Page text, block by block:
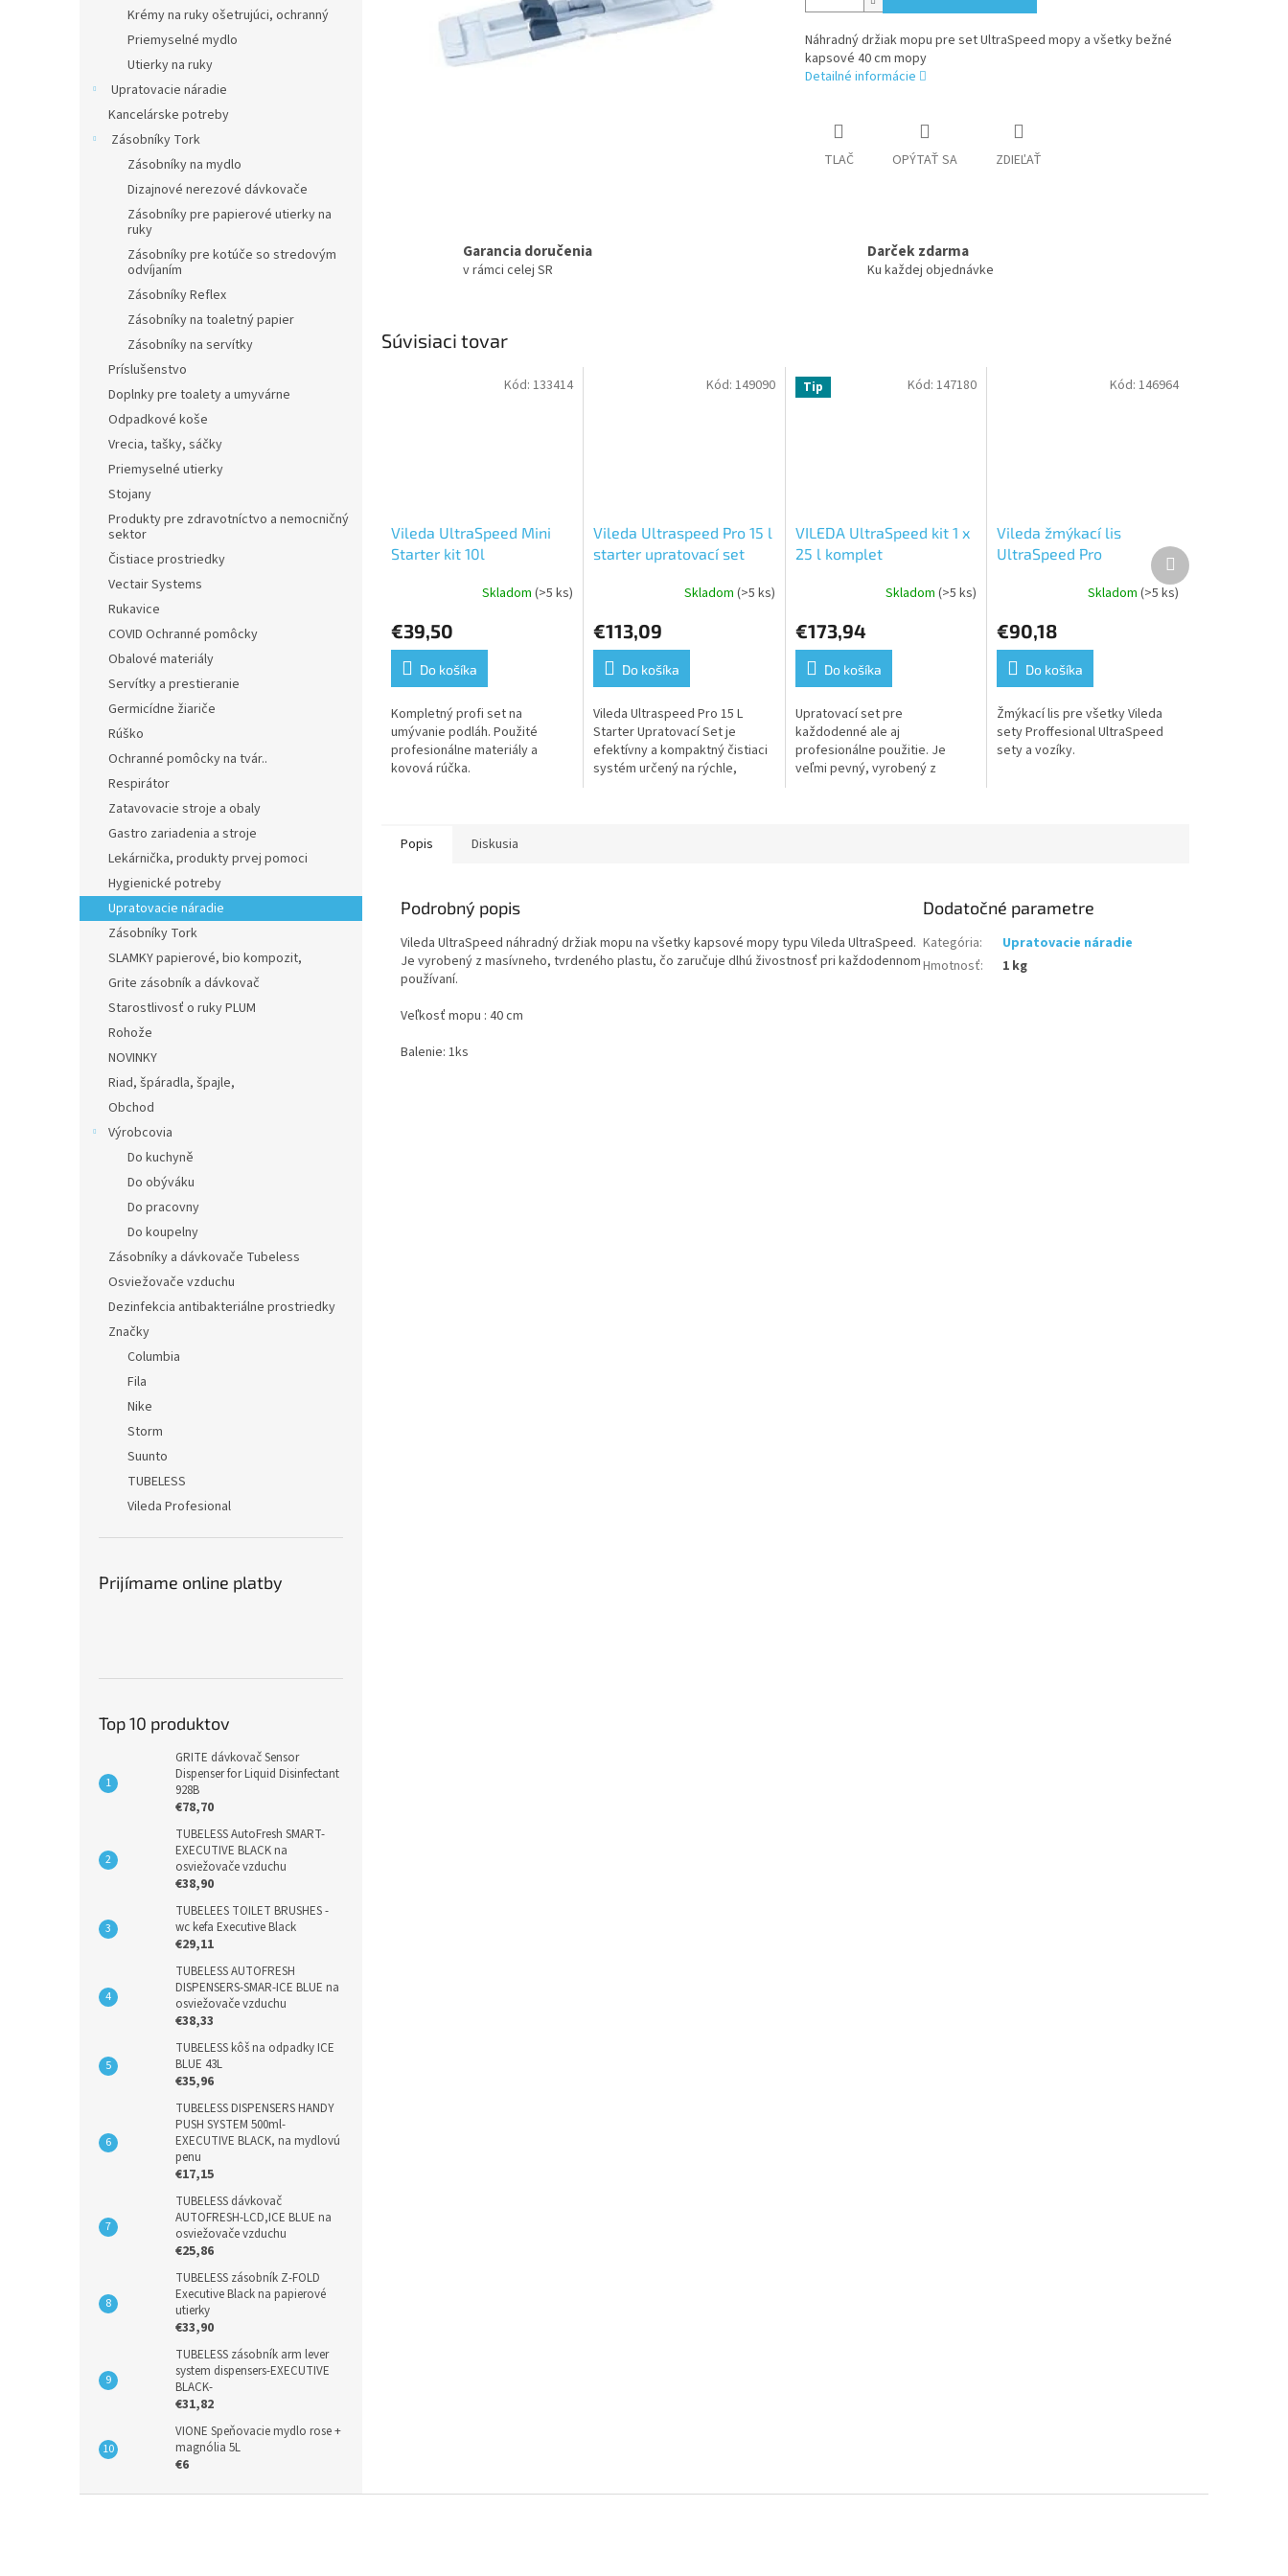
Krémy na ruky ošetrujúci, ochranný
Priemyselné mydlo
Utierky na ruky
Upratovacie náradie
Kancelárske potreby
Zásobníky Tork
Zásobníky na mydlo
Dizajnové nerezové dávkovače
Zásobníky pre papierové utierky na
ruky
Zásobníky pre kotúče so stredovým
odvíjaním
Zásobníky Reflex
Zásobníky na toaletný papier
Zásobníky na servítky
Príslušenstvo
Doplnky pre toalety a umyvárne
Odpadkové koše
Vrecia, tašky, sáčky
Priemyselné utierky
Stojany
Produkty pre zdravotníctvo a nemocničný
sektor
Čistiace prostriedky
Vectair Systems
Rukavice
COVID Ochranné pomôcky
Obalové materiály
Servítky a prestieranie
Germicídne žiariče
Rúško
Ochranné pomôcky na tvár..
Respirátor
Zatavovacie stroje a obaly
Gastro zariadenia a stroje
Lekárnička, produkty prvej pomoci
Hygienické potreby
Upratovacie náradie
Zásobníky Tork
SLAMKY papierové, bio kompozit,
Grite zásobník a dávkovač
Starostlivosť o ruky PLUM
Rohože
NOVINKY
Riad, špáradla, špajle,
Obchod
Výrobcovia
Do kuchyně
Do obýváku
Do pracovny
Do koupelny
Zásobníky a dávkovače Tubeless
Osviežovače vzduchu
Dezinfekcia antibakteriálne prostriedky
Značky
Columbia
Fila
Nike
Storm
Suunto
TUBELESS
Vileda Profesional
Prijímame online platby
Top 10 produktov
GRITE dávkovač Sensor
Dispenser for Liquid Disinfectant
928B
€78,70
TUBELESS AutoFresh SMART-
EXECUTIVE BLACK na
osviežovače vzduchu
€38,90
TUBELEES TOILET BRUSHES -
wc kefa Executive Black
€29,11
TUBELESS AUTOFRESH
DISPENSERS-SMAR-ICE BLUE na
osviežovače vzduchu
€38,33
TUBELESS kôš na odpadky ICE
BLUE 43L
€35,96
TUBELESS DISPENSERS HANDY
PUSH SYSTEM 500ml-
EXECUTIVE BLACK, na mydlovú
penu
€17,15
TUBELESS dávkovač
AUTOFRESH-LCD,ICE BLUE na
osviežovače vzduchu
€25,86
TUBELESS zásobník Z-FOLD
Executive Black na papierové
utierky
€33,90
TUBELESS zásobník arm lever
system dispensers-EXECUTIVE
BLACK-
€31,82
VIONE Speňovacie mydlo rose +
magnólia 5L
€6
Náhradný držiak mopu pre set UltraSpeed mopy a všetky bežné
kapsové 40 cm mopy
Detailné informácie
TLAČ OPÝTAŤ SA ZDIEĽAŤ
Garancia doručenia
v rámci celej SR
Darček zdarma
Ku každej objednávke
Súvisiaci tovar
Vileda UltraSpeed Mini
Starter kit 10l
produktu
je
5,0
z
5
hviezdičiek.
Skladom (>5 ks)
€39,50
Do košíka
Kompletný profi set na
umývanie podláh. Použité
profesionálne materiály a
kovová rúčka.
Kód: 133414
Vileda Ultraspeed Pro 15 l
starter upratovací set
produktu
je
5,0
z
5
hviezdičiek.
Skladom (>5 ks)
€113,09
Do košíka
Vileda Ultraspeed Pro 15 L
Starter Upratovací Set je
efektívny a kompaktný čistiaci
systém určený na rýchle,
Kód: 149090 Tip
VILEDA UltraSpeed kit 1 x
25 l komplet
produktu
je
5,0
z
5
hviezdičiek.
Skladom(>5 ks)
€173,94
Do košíka
Upratovací set pre
každodenné ale aj
profesionálne použitie. Je
veľmi pevný, vyrobený z
Kód:147180
Vileda žmýkací lis
UltraSpeed Pro
produktu
je
5,0
z
5
hviezdičiek.
Skladom(>5 ks)
€90,18
Do košíka
Žmýkací lis pre všetky Vileda
sety Proffesional UltraSpeed
sety a vozíky.
Kód: 146964
Ďalší
produkt
Popis Diskusia
Podrobný popis
Vileda UltraSpeed náhradný držiak mopu na všetky kapsové mopy typu Vileda UltraSpeed.
Je vyrobený z masívneho, tvrdeného plastu, čo zaručuje dlhú živostnosť pri každodennom
používaní.
Veľkosť mopu : 40 cm
Balenie: 1ks
Dodatočné parametre
Kategória:
Upratovacie náradie
Hmotnosť: 1 kg